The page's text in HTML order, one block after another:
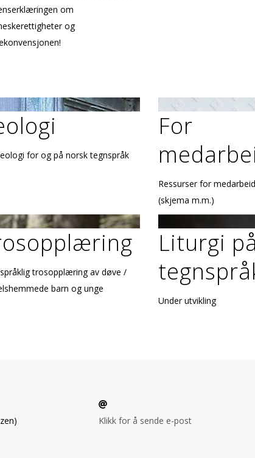
om
og
for og på norsk tegnspråk
For
Ressurser for
(skjema m.m.)
trosopplæring av døve /
barn og unge
Liturgi på
Under utvikling
Klikk for å sende e-post